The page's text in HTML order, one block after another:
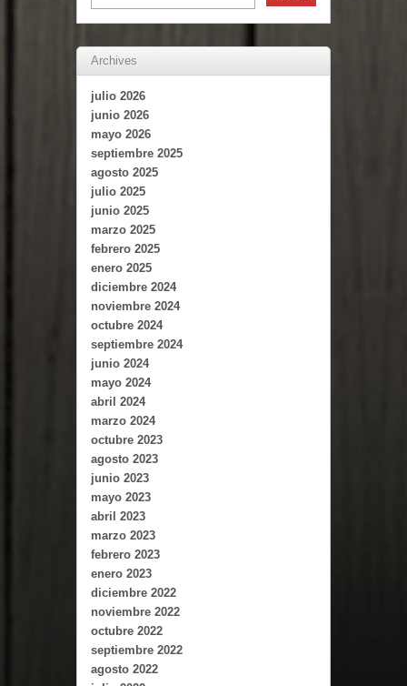
Archives
julio 2026
junio 2026
mayo 2026
septiembre 2025
agosto 2025
julio 2025
junio 2025
marzo 2025
febrero 2025
enero 2025
diciembre 2024
noviembre 2024
octubre 2024
septiembre 2024
junio 2024
mayo 2024
abril 2024
marzo 2024
octubre 2023
agosto 2023
junio 2023
mayo 2023
abril 2023
marzo 2023
febrero 2023
enero 2023
diciembre 2022
noviembre 2022
octubre 2022
septiembre 2022
agosto 2022